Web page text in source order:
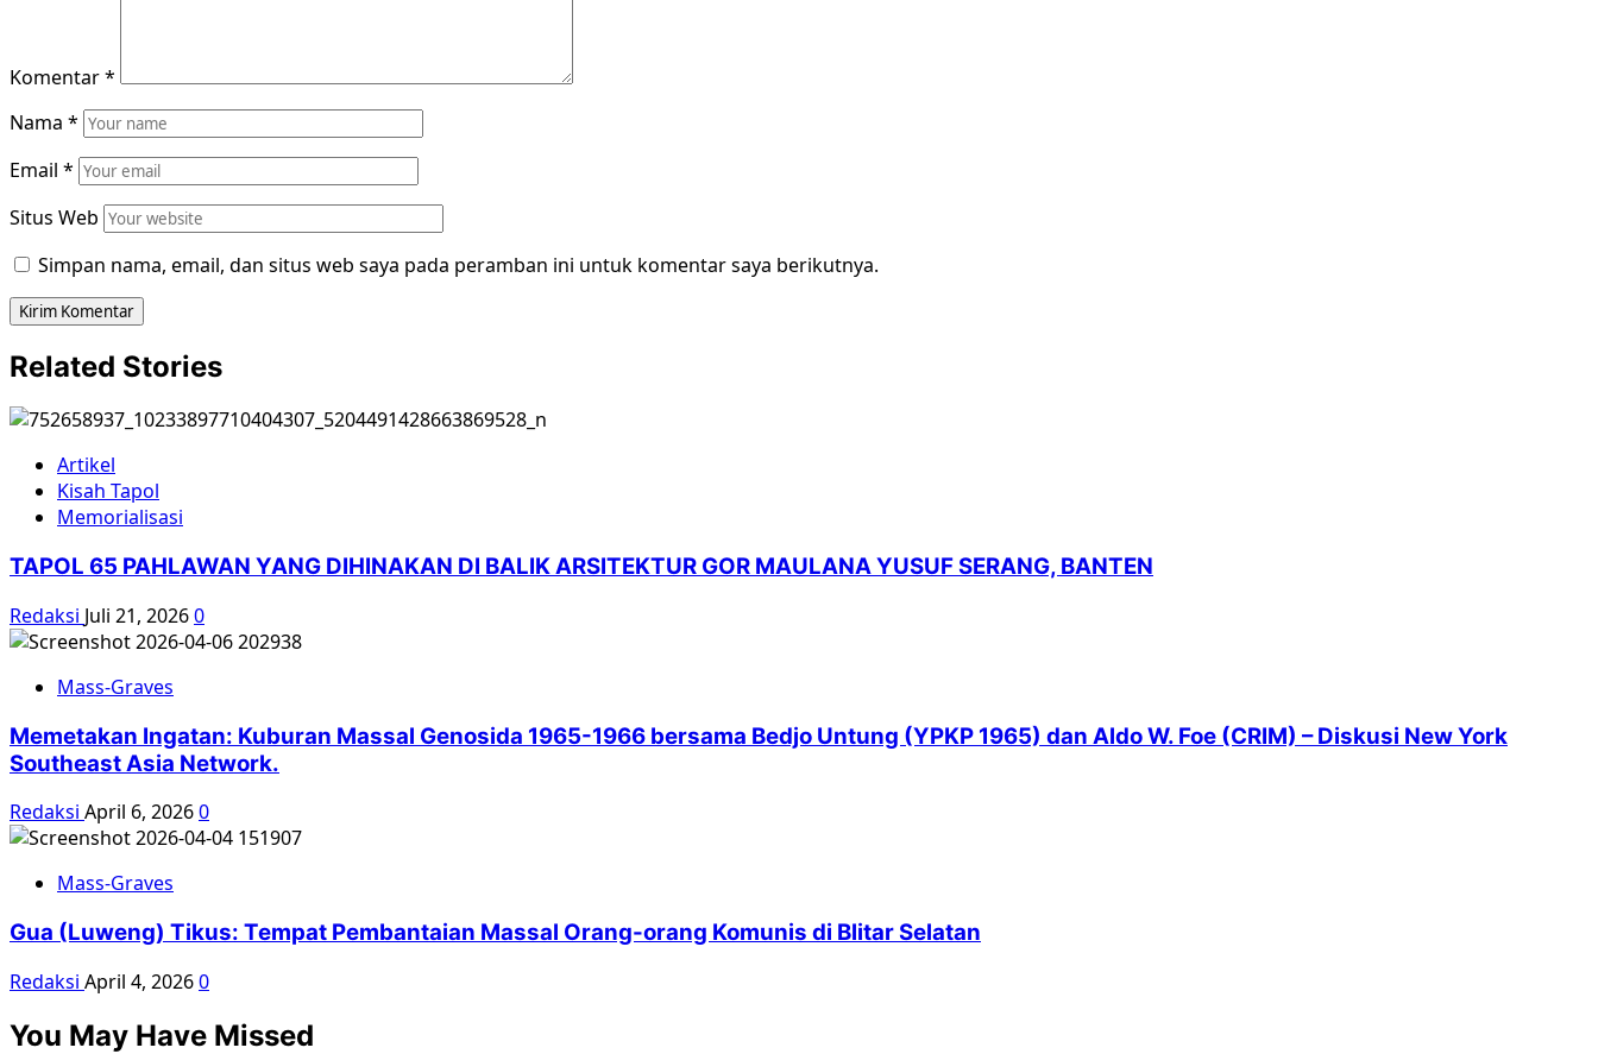
Komentar*
Nama *
Email *
Situs Web
Simpan nama, email, dan situs web saya pada peramban ini untuk komentar saya berikutnya.
Related Stories
Artikel
Kisah Tapol
Memorialisasi
TAPOL 65 PAHLAWAN YANG DIHINAKAN DI BALIK ARSITEKTUR GOR MAULANA YUSUF SERANG, BANTEN
Redaksi Juli 21, 20260
Mass-Graves
Memetakan Ingatan: Kuburan Massal Genosida 1965-1966 bersama Bedjo Untung (YPKP 1965) dan Aldo W. Foe (CRIM) – Diskusi New York
Southeast Asia Network.
Redaksi April 6, 20260
Mass-Graves
Gua (Luweng) Tikus: Tempat Pembantaian Massal Orang-orang Komunis di Blitar Selatan
Redaksi April 4, 20260
You May Have Missed